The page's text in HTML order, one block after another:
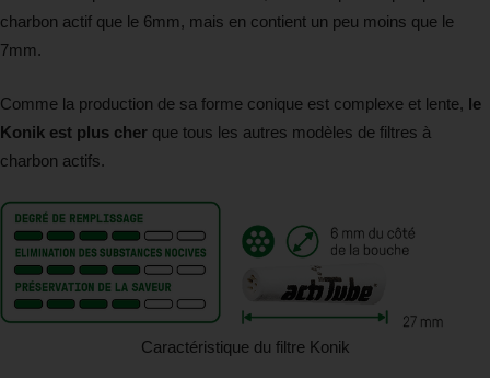
charbon actif que le 6mm, mais en contient un peu moins que le
7mm.
Comme la production de sa forme conique est complexe et lente, le
Konik est plus cher que tous les autres modèles de filtres à
charbon actifs.
Caractéristique du filtre Konik